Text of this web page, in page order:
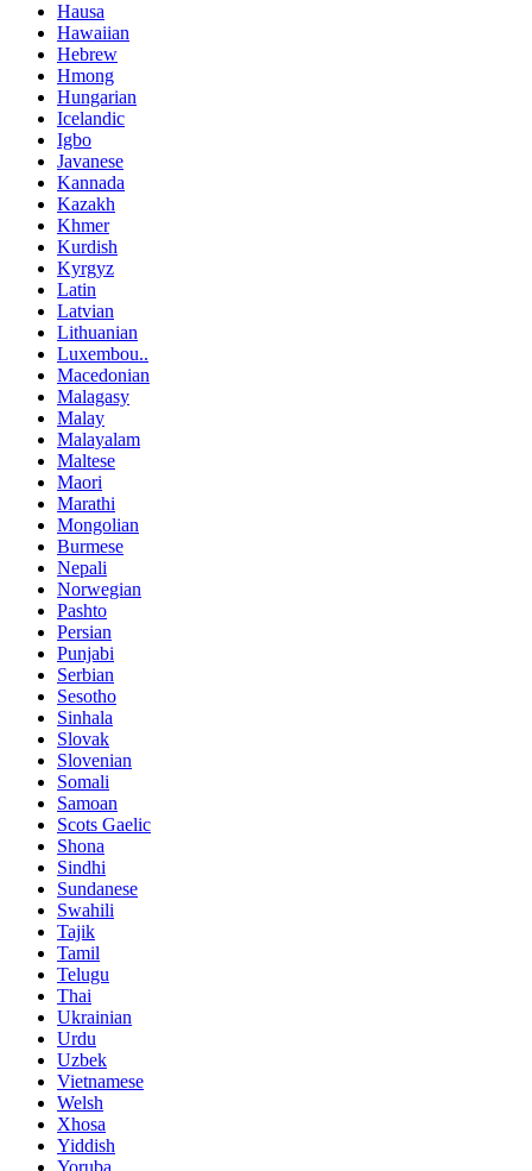
Hausa
Hawaiian
Hebrew
Hmong
Hungarian
Icelandic
Igbo
Javanese
Kannada
Kazakh
Khmer
Kurdish
Kyrgyz
Latin
Latvian
Lithuanian
Luxembou..
Macedonian
Malagasy
Malay
Malayalam
Maltese
Maori
Marathi
Mongolian
Burmese
Nepali
Norwegian
Pashto
Persian
Punjabi
Serbian
Sesotho
Sinhala
Slovak
Slovenian
Somali
Samoan
Scots Gaelic
Shona
Sindhi
Sundanese
Swahili
Tajik
Tamil
Telugu
Thai
Ukrainian
Urdu
Uzbek
Vietnamese
Welsh
Xhosa
Yiddish
Yoruba